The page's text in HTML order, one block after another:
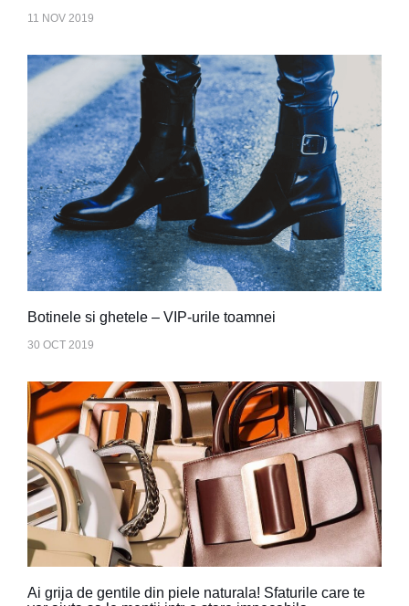
11 NOV 2019
Botinele si ghetele – VIP-urile toamnei
30 OCT 2019
Ai grija de gentile din piele naturala! Sfaturile care te